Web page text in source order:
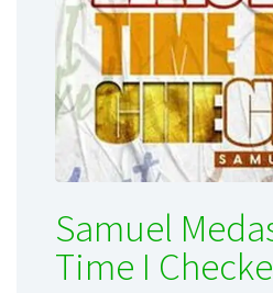
Samuel
Time I